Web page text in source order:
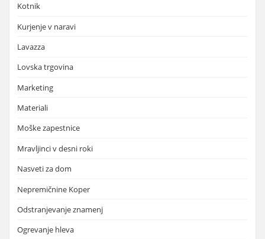
Kotnik
Kurjenje v naravi
Lavazza
Lovska trgovina
Marketing
Materiali
Moške zapestnice
Mravljinci v desni roki
Nasveti za dom
Nepremičnine Koper
Odstranjevanje znamenj
Ogrevanje hleva